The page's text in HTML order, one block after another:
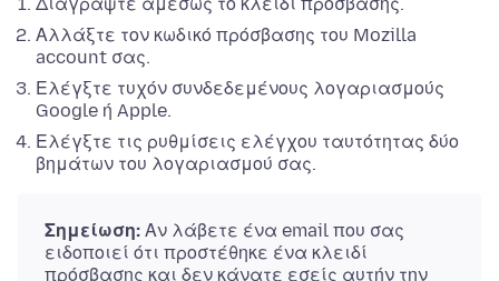
Αλλάξτε τον κωδικό πρόσβασης του Mozilla
account σας.
Ελέγξτε τυχόν συνδεδεμένους λογαριασμούς
Google ή Apple.
Ελέγξτε τις ρυθμίσεις ελέγχου ταυτότητας δύο
βημάτων του λογαριασμού σας.
Σημείωση: Αν λάβετε ένα email που σας
ειδοποιεί ότι προστέθηκε ένα κλειδί
πρόσβασης και δεν κάνατε εσείς αυτήν την